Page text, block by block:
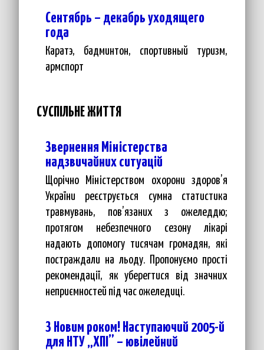
Сентябрь – декабрь уходящего
года
Каратэ, бадминтон, спортивный туризм,
армспорт
СУСПІЛЬНЕ ЖИТТЯ
Звернення Міністерства
надзвичайних ситуацій
Щорічно Міністерством охорони здоров’я
України реєструється сумна статистика
травмувань, пов’язаних з ожеледдю;
протягом небезпечного сезону лікарі
надають допомогу тисячам громадян, які
постраждали на льоду. Пропонуємо прості
рекомендації, як уберегтися від значних
неприємностей під час ожеледиці.
З Новим роком! Наступаючий 2005-й
для НТУ „ХПІ” – ювілейний